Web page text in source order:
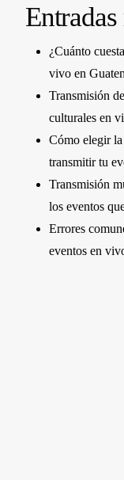
¿Cuánto
vivo en
Transmisión
culturales en
Cómo elegir
transmitir tu
Transmisión
los eventos
Errores
eventos en